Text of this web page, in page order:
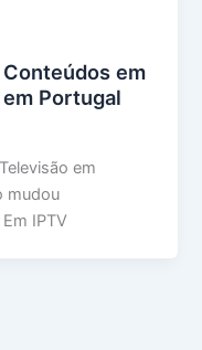
em
Portugal
em
mudou
IPTV